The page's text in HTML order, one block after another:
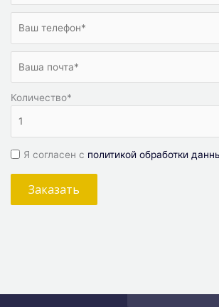
Количество*
Я согласен с политикой обработки
Заказать